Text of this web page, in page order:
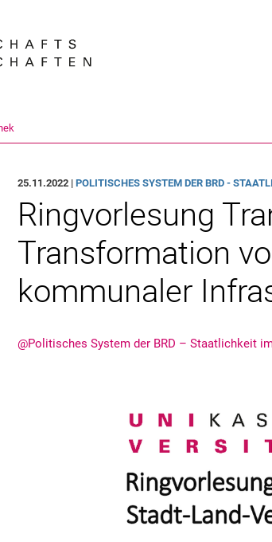
25.11.2022 |PO­LI­TI­SCHES SYS­TEM DER BRD -
Ringvorlesung
Transformation
kommunaler
@Politisches System der BRD – Staatlichkeit